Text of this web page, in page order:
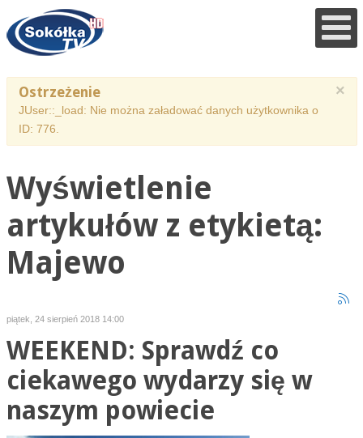
×
Ostrzeżenie
JUser::_load: Nie można załadować danych użytkownika o
ID: 776.
Wyświetlenie
artykułów z etykietą:
Majewo
piątek, 24 sierpień 2018 14:00
WEEKEND: Sprawdź co
ciekawego wydarzy się w
naszym powiecie